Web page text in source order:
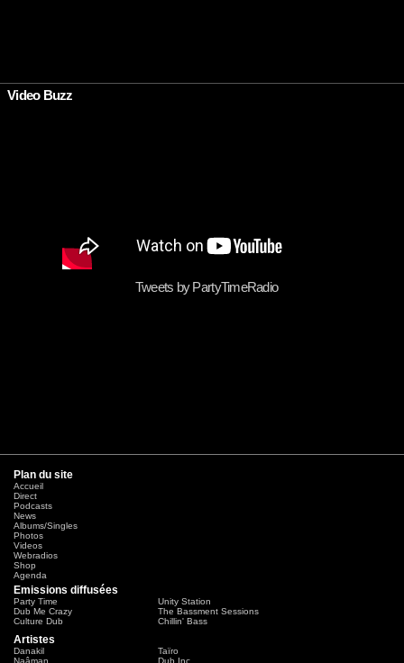
•
Video Buzz
Tweets by PartyTimeRadio
Plan du site
Accueil
Direct
Podcasts
News
Albums/Singles
Photos
Videos
Webradios
Shop
Agenda
Emissions diffusées
Party Time
Unity Station
Dub Me Crazy
The Bassment Sessions
Culture Dub
Chillin' Bass
Artistes
Danakil
Taïro